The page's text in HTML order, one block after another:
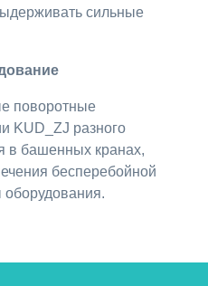
сильные
поворотные
KUD_ZJ разного
в башенных кранах,
бесперебойной